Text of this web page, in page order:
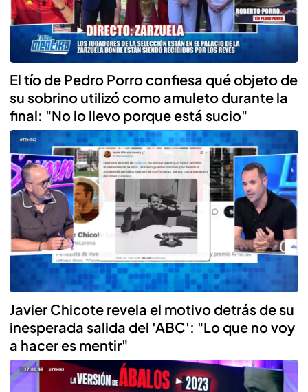
El tío de Pedro Porro confiesa qué objeto de
su sobrino utilizó como amuleto durante la
final: "No lo llevo porque está sucio"
Javier Chicote revela el motivo detrás de su
inesperada salida del 'ABC': "Lo que no voy
a hacer es mentir"